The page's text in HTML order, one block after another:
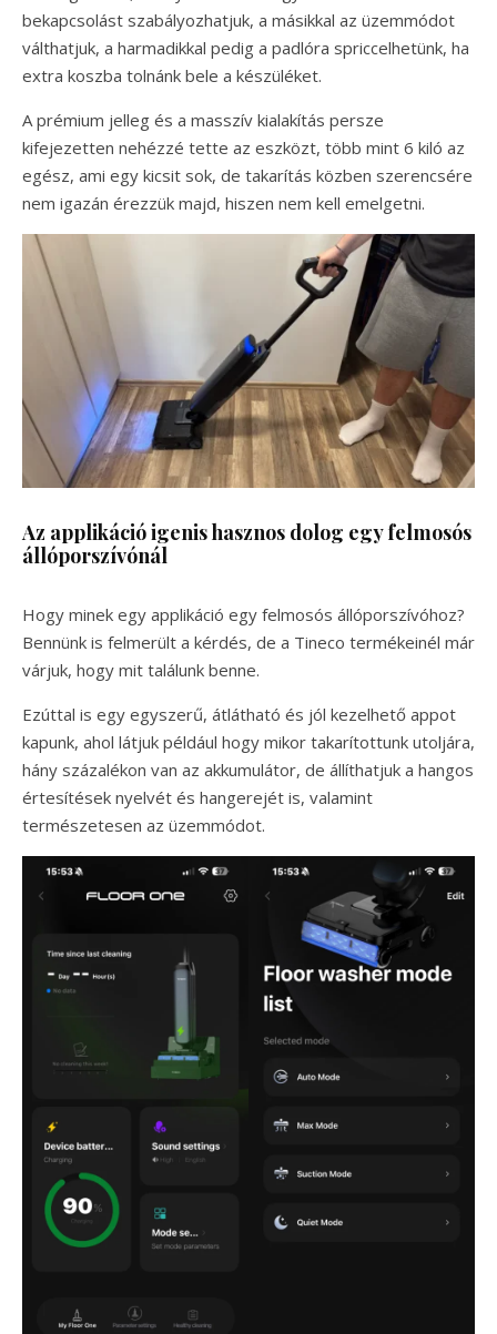
bekapcsolást szabályozhatjuk, a másikkal az üzemmódot
válthatjuk, a harmadikkal pedig a padlóra spriccelhetünk, ha
extra koszba tolnánk bele a készüléket.
A prémium jelleg és a masszív kialakítás persze
kifejezetten nehézzé tette az eszközt, több mint 6 kiló az
egész, ami egy kicsit sok, de takarítás közben szerencsére
nem igazán érezzük majd, hiszen nem kell emelgetni.
Az applikáció igenis hasznos dolog egy felmosós
állóporszívónál
Hogy minek egy applikáció egy felmosós állóporszívóhoz?
Bennünk is felmerült a kérdés, de a Tineco termékeinél már
várjuk, hogy mit találunk benne.
Ezúttal is egy egyszerű, átlátható és jól kezelhető appot
kapunk, ahol látjuk például hogy mikor takarítottunk utoljára,
hány százalékon van az akkumulátor, de állíthatjuk a hangos
értesítések nyelvét és hangerejét is, valamint
természetesen az üzemmódot.